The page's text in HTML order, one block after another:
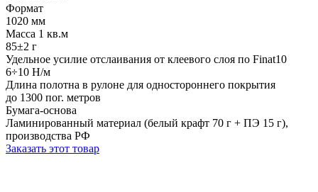
Формат
1020 мм
Масса 1 кв.м
85±2 г
Удельное усилие отслаивания от клеевого слоя по Finat10
6÷10 Н/м
Длина полотна в рулоне для одностороннего покрытия
до 1300 пог. метров
Бумага-основа
Ламинированный материал (белый крафт 70 г + ПЭ 15 г),
производства РФ
Заказать этот товар